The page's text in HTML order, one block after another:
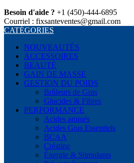
Besoin d'aide ? +1 (450)-444-6895
Courriel : fixsanteventes@gmail.com
CATÉGORIES
NOUVEAUTÉS
ACCESSOIRES
BEAUTÉ
GAIN DE MASSE
GESTION DU POIDS
Brûleurs de Gras
Glucides & Fibres
PERFORMANCE
Acides aminés
Acides Gras Essentiels
BCAA
Créatine
Énergie & Stimulants